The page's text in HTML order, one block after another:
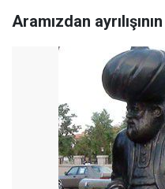
Aramızdan ayrılışının